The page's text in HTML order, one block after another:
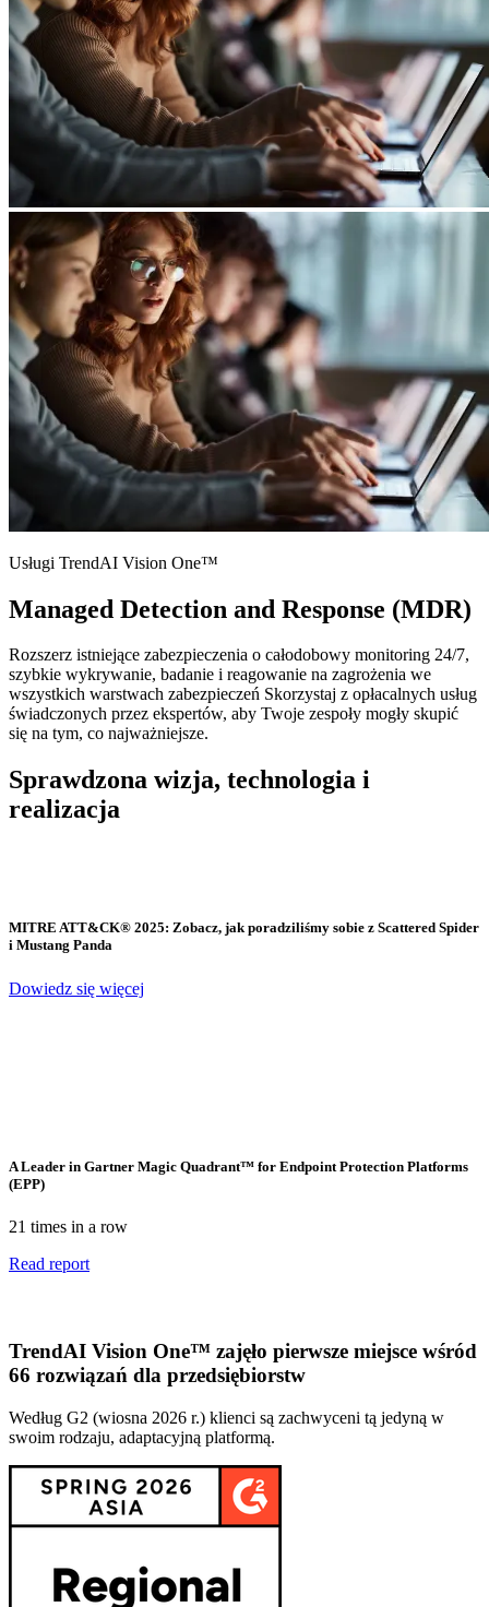
Usługi TrendAI Vision One™
Managed Detection and Response (MDR)
Rozszerz istniejące zabezpieczenia o całodobowy monitoring 24/7,
szybkie wykrywanie, badanie i reagowanie na zagrożenia we
wszystkich warstwach zabezpieczeń Skorzystaj z opłacalnych usług
świadczonych przez ekspertów, aby Twoje zespoły mogły skupić
się na tym, co najważniejsze.
Sprawdzona wizja, technologia i
realizacja
MITRE ATT&CK® 2025: Zobacz, jak poradziliśmy sobie z Scattered Spider
i Mustang Panda
Dowiedz się więcej
A Leader in Gartner Magic Quadrant™ for Endpoint Protection Platforms
(EPP)
21 times in a row
Read report
TrendAI Vision One™ zajęło pierwsze miejsce wśród
66 rozwiązań dla przedsiębiorstw
Według G2 (wiosna 2026 r.) klienci są zachwyceni tą jedyną w
swoim rodzaju, adaptacyjną platformą.